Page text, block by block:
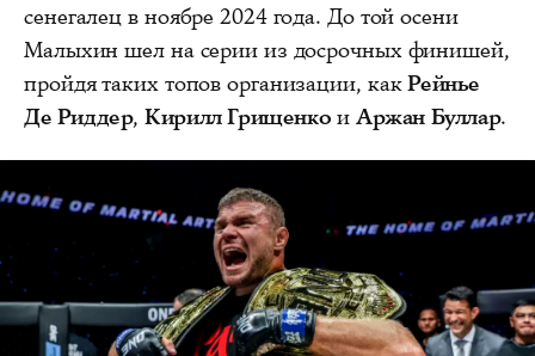
сенегалец в ноябре 2024 года. До той осени
Малыхин шел на серии из досрочных финишей,
пройдя таких топов организации, какРейнье
Де Риддер,Кирилл Грищенко и Аржан Буллар.